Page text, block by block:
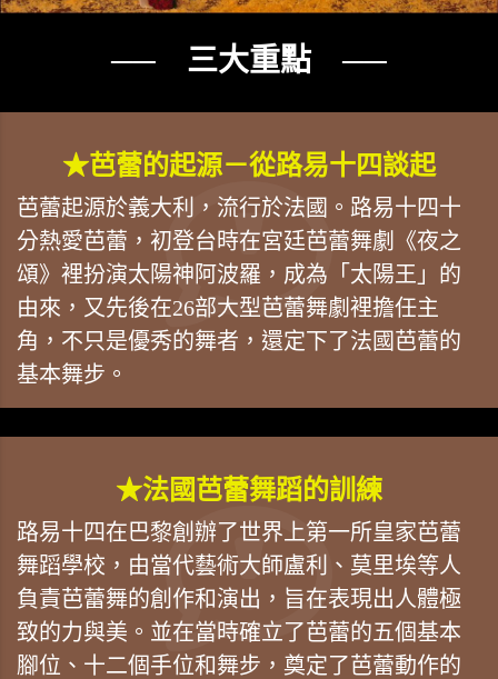
── 三大重點 ──
★芭蕾的起源－從路易十四談起
芭蕾起源於義大利，流行於法國。路易十四十
分熱愛芭蕾，初登台時在宮廷芭蕾舞劇《夜之
頌》裡扮演太陽神阿波羅，成為「太陽王」的
由來，又先後在26部大型芭蕾舞劇裡擔任主
角，不只是優秀的舞者，還定下了法國芭蕾的
基本舞步。
★法國芭蕾舞蹈的訓練
路易十四在巴黎創辦了世界上第一所皇家芭蕾
舞蹈學校，由當代藝術大師盧利、莫里埃等人
負責芭蕾舞的創作和演出，旨在表現出人體極
致的力與美。並在當時確立了芭蕾的五個基本
腳位、十二個手位和舞步，奠定了芭蕾動作的